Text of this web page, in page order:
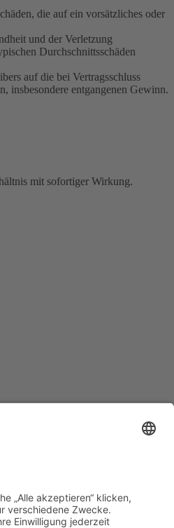
die auf ein vorsätzliches oder
und der Verletzung
Durchschnittsschäden
auf die bei Vertragsschluss
insbesondere entgangenen Gewinn.
mit sofortiger Wirkung.